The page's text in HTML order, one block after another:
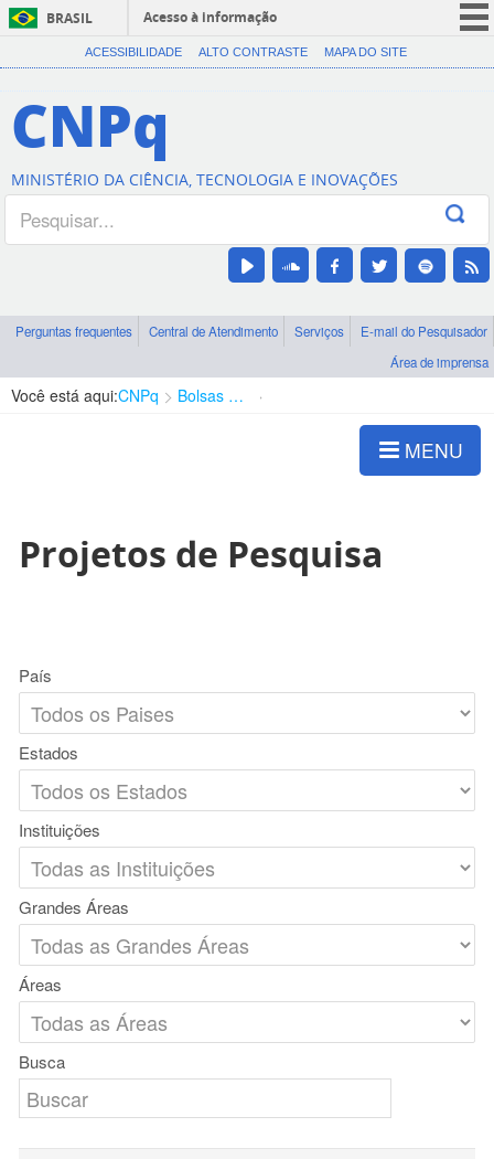
BRASIL
Acesso à informação
CORONAVÍRUS (COVID-19)
Canais
ACESSIBILIDADE ALTO CONTRASTE MAPA DO SITE
CNPq
MINISTÉRIO DA CIÊNCIA, TECNOLOGIA E INOVAÇÕES
Perguntas frequentes Central de Atendimento Serviços
E-mail do Pesquisador
Área de imprensa
Você está aqui:CNPq Bolsas e Auxílios Vigentes
MENU
Projetos de Pesquisa
País
Estados
Instituições
Grandes Áreas
Áreas
Busca